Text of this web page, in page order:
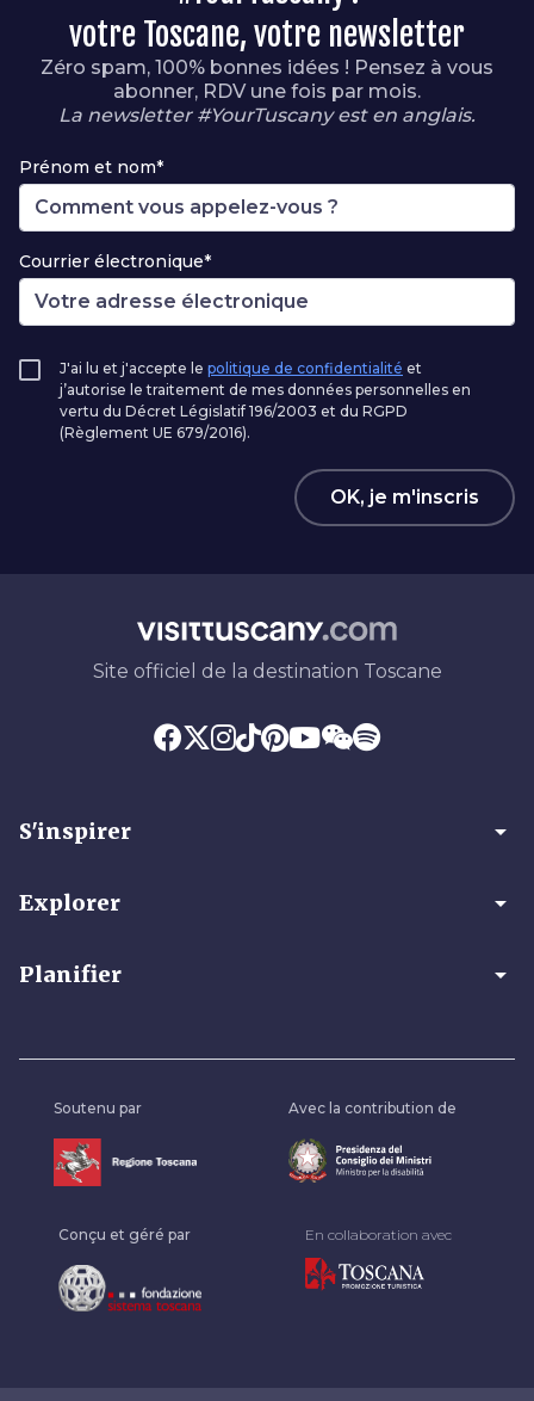
votre Toscane, votre newsletter
Zéro spam, 100% bonnes idées ! Pensez à vous
abonner, RDV une fois par mois.
La newsletter #YourTuscany est en anglais.
Prénom et nom*
Courrier électronique*
J'ai lu et j'accepte le politique de confidentialité et
j’autorise le traitement de mes données personnelles en
vertu du Décret Législatif 196/2003 et du RGPD
(Règlement UE 679/2016).
OK, je m'inscris
Site officiel de la destination Toscane
S'inspirer arrow_drop_down
Explorer arrow_drop_down
Planifier arrow_drop_down
Soutenu par Avec la contribution de
Conçu et géré par En collaboration avec